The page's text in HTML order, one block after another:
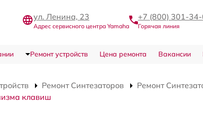
ул. Ленина, 23
Адрес сервисного центра Yamaha
+7 (800) 301-
Горячая линия
Ремонт устройств Цена ремонта Вакансии
Ремонт Синтезаторов
Ремонт
клавиш